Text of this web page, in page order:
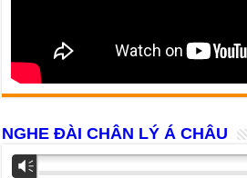
NGHE ĐÀI CHÂN LÝ Á CHÂU
Trình
Vm